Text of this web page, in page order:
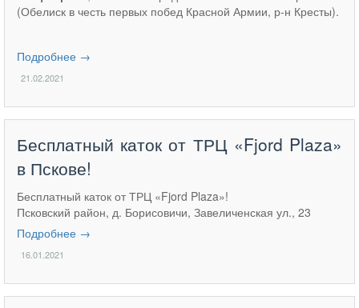
(Обелиск в честь первых побед Красной Армии, р-н Кресты).
Подробнее →
21.02.2021
Бесплатный каток от ТРЦ «Fjord Plaza»
в Пскове!
Бесплатный каток от ТРЦ «Fjord Plaza»!
Псковский район, д. Борисовичи, Завеличенская ул., 23
Подробнее →
16.01.2021